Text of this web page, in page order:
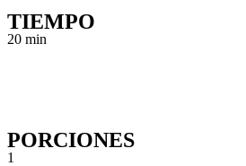
TIEMPO
20 min
PORCIONES
1